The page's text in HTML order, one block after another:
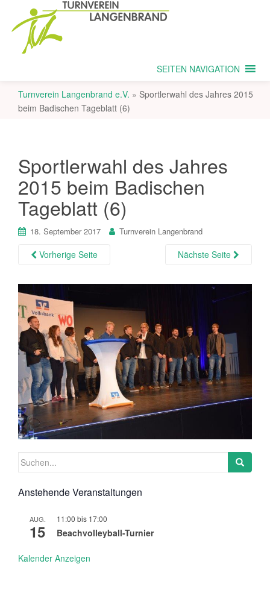
SEITEN NAVIGATION
Turnverein Langenbrand e.V. » Sportlerwahl des Jahres 2015
beim Badischen Tageblatt (6)
Sportlerwahl des Jahres
2015 beim Badischen
Tageblatt (6)
18. September 2017 Turnverein Langenbrand
Vorherige Seite Nächste Seite
Suchen
Anstehende Veranstaltungen
AUG.
15
11:00 bis 17:00
Beachvolleyball-Turnier
Kalender Anzeigen